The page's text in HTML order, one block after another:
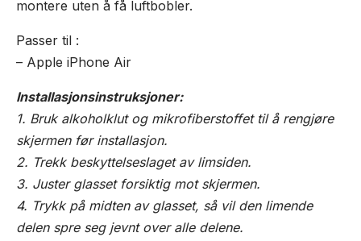
montere uten å få luftbobler.
Passer til :
– Apple iPhone Air
Installasjonsinstruksjoner:
1. Bruk alkoholklut og mikrofiberstoffet til å rengjøre
skjermen før installasjon.
2. Trekk beskyttelseslaget av limsiden.
3. Juster glasset forsiktig mot skjermen.
4. Trykk på midten av glasset, så vil den limende
delen spre seg jevnt over alle delene.